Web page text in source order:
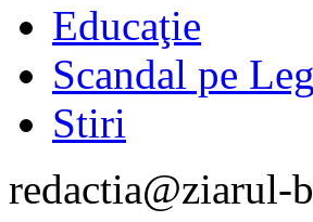
Educaţie
Scandal pe
Stiri
redactia@ziarul-